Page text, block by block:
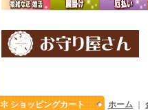
ショッピングカート
ホーム